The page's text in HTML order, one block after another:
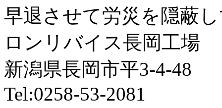
早退させて労災を隠蔽
ロンリバイス長岡工場
新潟県長岡市平3-4-48
Tel:0258-53-2081